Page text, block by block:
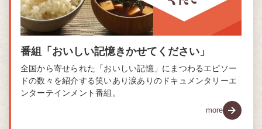
番組「おいしい記憶きかせてください」
全国から寄せられた「おいしい記憶」にまつわるエピソー
ドの数々を紹介する笑いあり涙ありのドキュメンタリーエ
ンターテインメント番組。
more